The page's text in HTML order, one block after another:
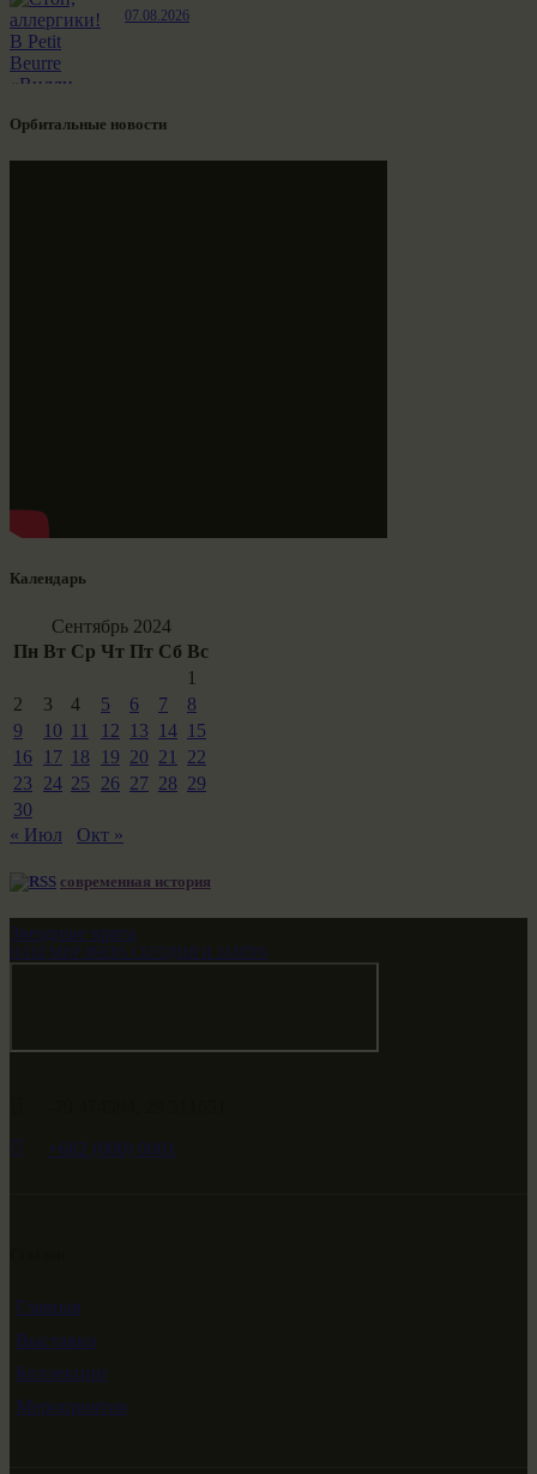
07.08.2026
Орбитальные новости
Календарь
Сентябрь 2024
Пн Вт Ср Чт Пт Сб Вс
1
2
3 4 5 6 7
8
9
10 11 12 13 14 15
16
17 18 19 20 21
22
23
24 25 26 27 28 29
30
« Июл
Окт »
современная история
Звездные врата
НАШ МИР ВЧЕРА СЕГОДНЯ И ЗАВТРА
+682 (000) 0001
Главная
Выставки
Коллекции
Мероприятия